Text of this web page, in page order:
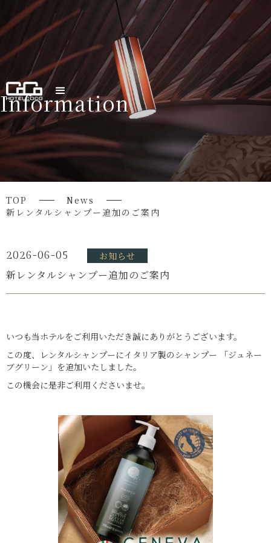
Information
TOP
News
新レンタルシャンプー追加のご案内
2026-06-05 お知らせ
新レンタルシャンプー追加のご案内
いつも当ホテルをご利用いただき誠にありがとうございます。
この度、レンタルシャンプーにイタリア製のシャンプー 「ジュネー
ブグリーン」を追加いたしました。
この機会に是非ご利用くださいませ。